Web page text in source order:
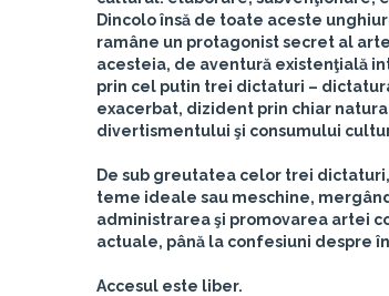
Dincolo însă de toate aceste
ramâne un protagonist secret al
acesteia, de aventură existenţială
prin cel putin trei dictaturi –
exacerbat, dizident prin chiar
divertismentului şi consumului
De sub greutatea celor trei
teme ideale sau meschine,
administrarea şi promovarea artei
actuale, până la confesiuni despre
Accesul este liber.